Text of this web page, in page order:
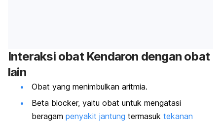
Interaksi obat Kendaron dengan obat
lain
Obat yang menimbulkan aritmia.
Beta blocker, yaitu obat untuk mengatasi
beragam penyakit jantung termasuk tekanan